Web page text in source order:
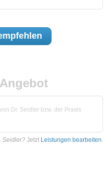
Dr. Seidler bzw. der Praxis
Seidler? Jetzt Leistungen bearbeiten.